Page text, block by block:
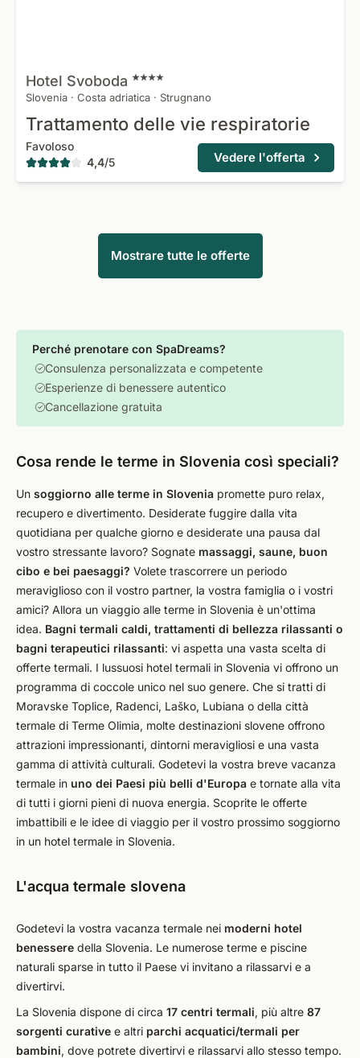
Hotel Svoboda
Slovenia · Costa adriatica · Strugnano
Trattamento delle vie respiratorie
Favoloso
4,4/5 Vedere l'offerta
Mostrare tutte le offerte
Perché prenotare con SpaDreams?
Consulenza personalizzata e competente
Esperienze di benessere autentico
Cancellazione gratuita
Cosa rende le terme in Slovenia così speciali?
Un soggiorno alle terme in Slovenia promette puro relax,
recupero e divertimento. Desiderate fuggire dalla vita
quotidiana per qualche giorno e desiderate una pausa dal
vostro stressante lavoro? Sognate massaggi, saune, buon
cibo e bei paesaggi? Volete trascorrere un periodo
meraviglioso con il vostro partner, la vostra famiglia o i vostri
amici? Allora un viaggio alle terme in Slovenia è un'ottima
idea. Bagni termali caldi, trattamenti di bellezza rilassanti o
bagni terapeutici rilassanti: vi aspetta una vasta scelta di
offerte termali. I lussuosi hotel termali in Slovenia vi offrono un
programma di coccole unico nel suo genere. Che si tratti di
Moravske Toplice, Radenci, Laško, Lubiana o della città
termale di Terme Olimia, molte destinazioni slovene offrono
attrazioni impressionanti, dintorni meravigliosi e una vasta
gamma di attività culturali. Godetevi la vostra breve vacanza
termale in uno dei Paesi più belli d'Europa e tornate alla vita
di tutti i giorni pieni di nuova energia. Scoprite le offerte
imbattibili e le idee di viaggio per il vostro prossimo soggiorno
in un hotel termale in Slovenia.
L'acqua termale slovena
Godetevi la vostra vacanza termale nei moderni hotel
benessere della Slovenia. Le numerose terme e piscine
naturali sparse in tutto il Paese vi invitano a rilassarvi e a
divertirvi.
La Slovenia dispone di circa 17 centri termali, più altre 87
sorgenti curative e altri parchi acquatici/termali per
bambini, dove potrete divertirvi e rilassarvi allo stesso tempo.